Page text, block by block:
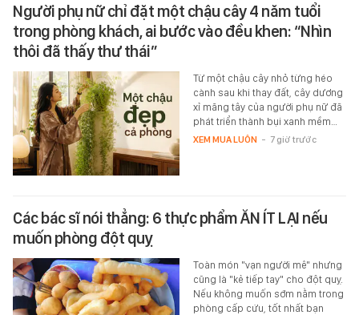
Người phụ nữ chỉ đặt một chậu cây 4 năm tuổi
trong phòng khách, ai bước vào đều khen: “Nhìn
thôi đã thấy thư thái”
Từ một chậu cây nhỏ từng héo
cành sau khi thay đất, cây dương
xỉ măng tây của người phụ nữ đã
phát triển thành bụi xanh mềm…
XEM MUA LUÔN - 7 giờ trước
Các bác sĩ nói thẳng: 6 thực phẩm ĂN ÍT LẠI nếu
muốn phòng đột quỵ
Toàn món "vạn người mê" nhưng
cũng là "kẻ tiếp tay" cho đột quỵ.
Nếu không muốn sớm nằm trong
phòng cấp cứu, tốt nhất bạn